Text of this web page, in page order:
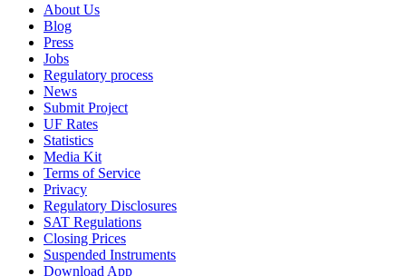
About Us
Blog
Press
Jobs
Regulatory process
News
Submit Project
UF Rates
Statistics
Media Kit
Terms of Service
Privacy
Regulatory Disclosures
SAT Regulations
Closing Prices
Suspended Instruments
Download App